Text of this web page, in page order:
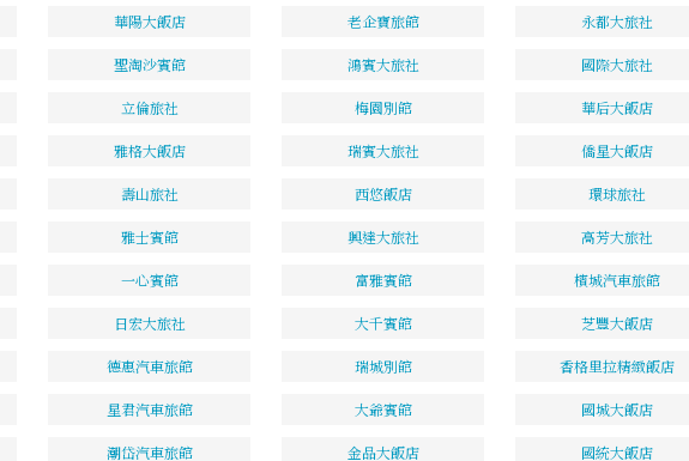
華陽大飯店 老企寶旅館 永都大旅社
聖淘沙賓館 鴻賓大旅社 國際大旅社
立倫旅社 梅園別館 華后大飯店
雅格大飯店 瑞賓大旅社 僑星大飯店
壽山旅社 西悠飯店 環球旅社
雅士賓館 興達大旅社 高芳大旅社
一心賓館 富雅賓館 檳城汽車旅館
日宏大旅社 大千賓館 芝豐大飯店
德惠汽車旅館 瑞城別館 香格里拉精緻飯店
星君汽車旅館 大爺賓館 國城大飯店
潮岱汽車旅館 金品大飯店 國統大飯店